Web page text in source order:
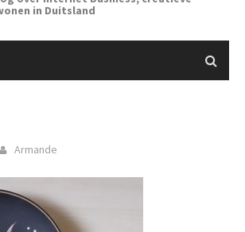
in Duitsland
Armande